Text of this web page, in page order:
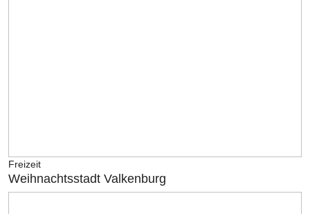
Freizeit
Weihnachtsstadt Valkenburg